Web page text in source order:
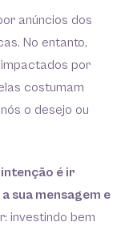
anúncios dos
No entanto,
por
costumam
o desejo ou
é ir
sua mensagem e
investindo bem